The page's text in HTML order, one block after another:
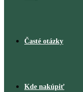
Časté otázky
Kde nakúpiť